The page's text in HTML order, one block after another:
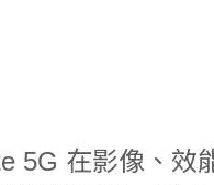
5G 在影像、效